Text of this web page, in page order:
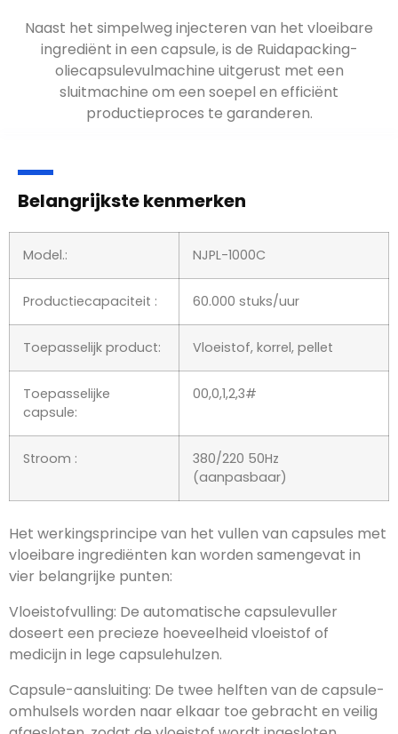
Naast het simpelweg injecteren van het vloeibare
ingrediënt in een capsule, is de Ruidapacking-
oliecapsulevulmachine uitgerust met een
sluitmachine om een soepel en efficiënt
productieproces te garanderen.
Belangrijkste kenmerken
Model.: NJPL-1000C
Productiecapaciteit : 60.000 stuks/uur
Toepasselijk product: Vloeistof, korrel, pellet
Toepasselijke
capsule:
00,0,1,2,3#
Stroom :
380/220 50Hz
(aanpasbaar)
Het werkingsprincipe van het vullen van capsules met
vloeibare ingrediënten kan worden samengevat in
vier belangrijke punten:
Vloeistofvulling: De automatische capsulevuller
doseert een precieze hoeveelheid vloeistof of
medicijn in lege capsulehulzen.
Capsule-aansluiting: De twee helften van de capsule-
omhulsels worden naar elkaar toe gebracht en veilig